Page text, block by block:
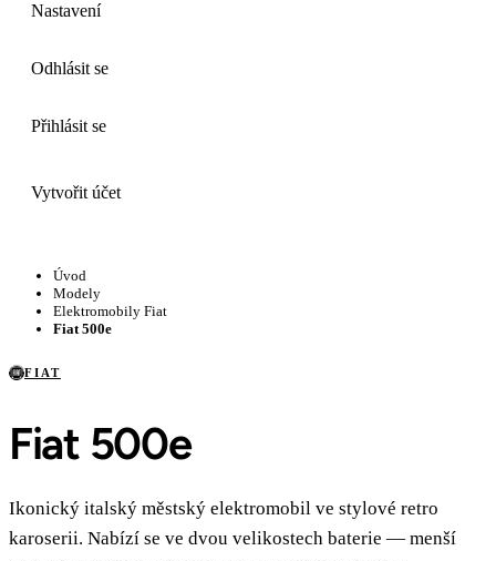
Nastavení
Odhlásit se
Přihlásit se
Vytvořit účet
Úvod
Modely
Elektromobily Fiat
Fiat 500e
FIAT
Fiat 500e
Ikonický italský městský elektromobil ve stylové retro
karoserii. Nabízí se ve dvou velikostech baterie — menší